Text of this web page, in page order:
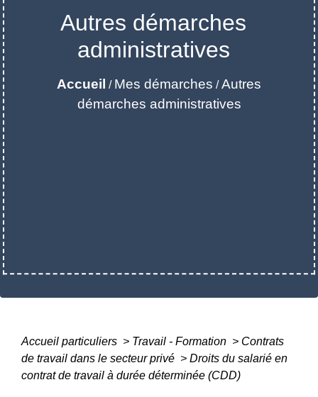
Autres démarches
administratives
Accueil / Mes démarches /Autres
démarches administratives
Accueil particuliers > Travail - Formation > Contrats
de travail dans le secteur privé > Droits du salarié en
contrat de travail à durée déterminée (CDD)